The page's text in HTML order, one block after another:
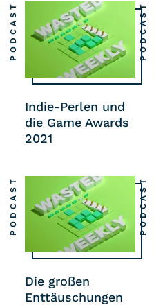
Indie-Perlen und
die Game Awards
2021
PODCAST PODCAST
Die großen
Enttäuschungen
PODCAST PODCAST